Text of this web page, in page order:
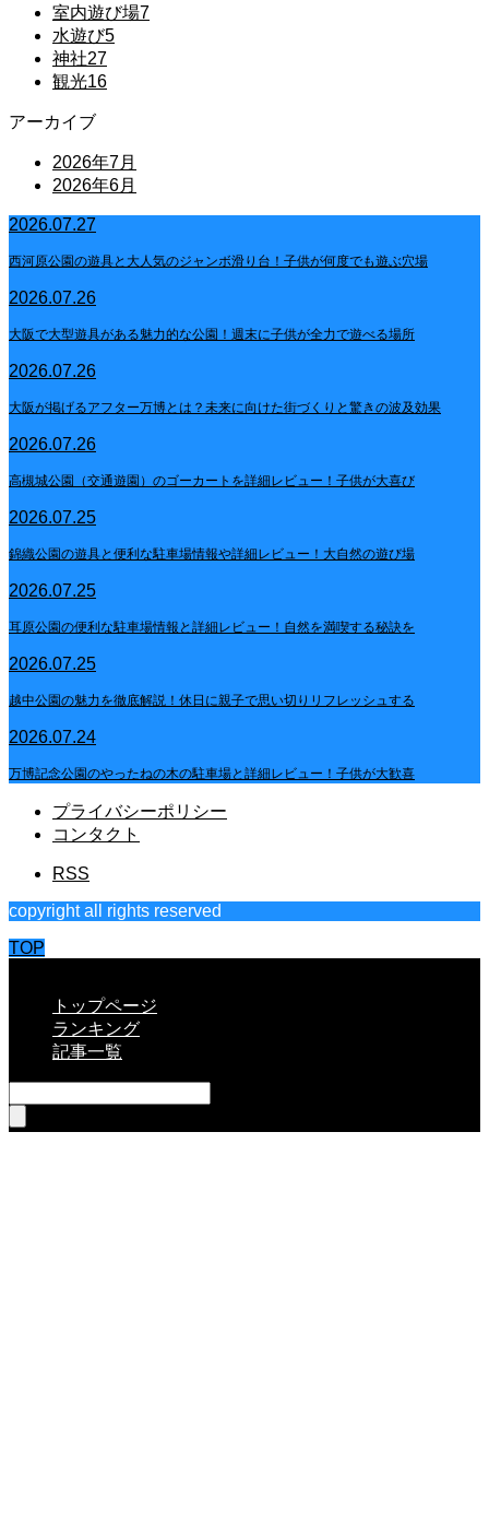
室内遊び場7
水遊び5
神社27
観光16
アーカイブ
2026年7月
2026年6月
2026.07.27
西河原公園の遊具と大人気のジャンボ滑り台！子供が何度でも遊ぶ穴場
2026.07.26
大阪で大型遊具がある魅力的な公園！週末に子供が全力で遊べる場所
2026.07.26
大阪が掲げるアフター万博とは？未来に向けた街づくりと驚きの波及効果
2026.07.26
高槻城公園（交通遊園）のゴーカートを詳細レビュー！子供が大喜び
2026.07.25
錦織公園の遊具と便利な駐車場情報や詳細レビュー！大自然の遊び場
2026.07.25
耳原公園の便利な駐車場情報と詳細レビュー！自然を満喫する秘訣を
2026.07.25
越中公園の魅力を徹底解説！休日に親子で思い切りリフレッシュする
2026.07.24
万博記念公園のやったねの木の駐車場と詳細レビュー！子供が大歓喜
プライバシーポリシー
コンタクト
RSS
copyright all rights reserved
TOP
トップページ
ランキング
記事一覧